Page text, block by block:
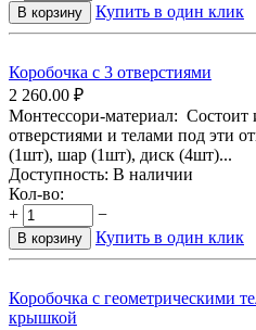
В корзину Купить в один клик
Коробочка с 3 отверстиями
2 260.00 ₽
Монтессори-материал: Состоит
отверстиями и телами под эти
(1шт), шар (1шт), диск (4шт)...
Доступность: В наличии
Кол-во:
+
−
В корзину Купить в один клик
Коробочка с геометрическими
крышкой